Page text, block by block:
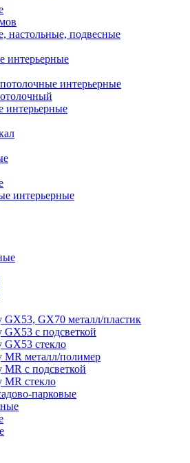
настольные, подвесные
интерьерные
интерьерные
интерьерные
интерьерные
GX70 металл/пластик
с подсветкой
стекло
MR металл/полимер
с подсветкой
MR стекло
парковые